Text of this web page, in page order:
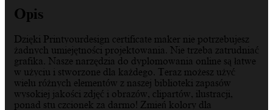
Opis
Dzięki Printyourdesign certificate maker nie potrzebujesz
żadnych umiejętności projektowania. Nie trzeba zatrudniać
grafika. Nasze narzędzia do dyplomowania online są łatwe
w użyciu i stworzone dla każdego. Teraz możesz użyć
wielu różnych elementów z naszej biblioteki zapasów
wysokiej jakości zdjęć i obrazów, clipartów, ilustracji,
ponad stu czcionek za darmo! Zmień kolory dla